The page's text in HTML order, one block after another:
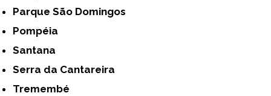
Parque São Domingos
Pompéia
Santana
Serra da Cantareira
Tremembé